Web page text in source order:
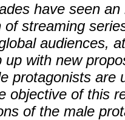
have seen
of streaming
audiences,
up with new
protagonists are
objective of this
of the male